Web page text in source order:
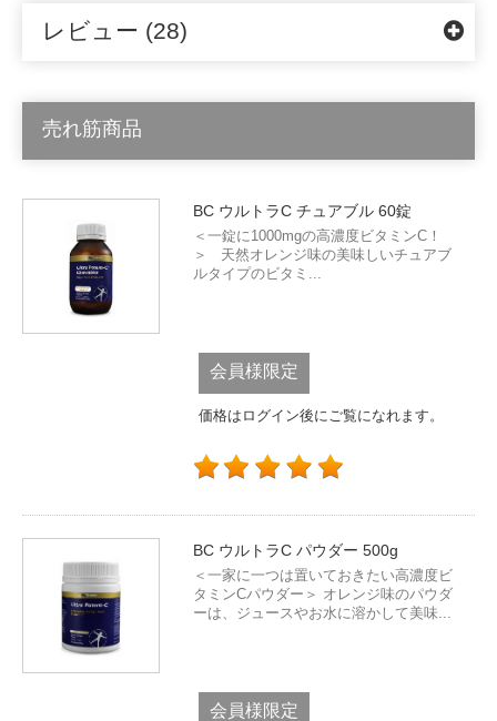
レビュー (28)
売れ筋商品
BC ウルトラC チュアブル 60錠
＜一錠に1000mgの高濃度ビタミンC！
＞ 天然オレンジ味の美味しいチュアブ
ルタイプのビタミ...
会員様限定
価格はログイン後にご覧になれます。
BC ウルトラC パウダー 500g
＜一家に一つは置いておきたい高濃度ビ
タミンCパウダー＞ オレンジ味のパウダ
ーは、ジュースやお水に溶かして美味...
会員様限定